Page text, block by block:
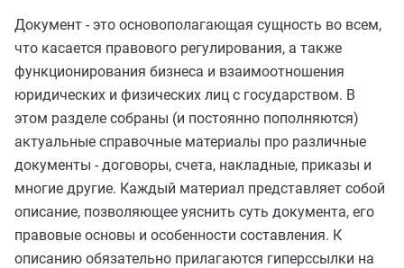
Документ - это основополагающая сущность во всем,
что касается правового регулирования, а также
функционирования бизнеса и взаимоотношения
юридических и физических лиц с государством. В
этом разделе собраны (и постоянно пополняются)
актуальные справочные материалы про различные
документы - договоры, счета, накладные, приказы и
многие другие. Каждый материал представляет собой
описание, позволяющее уяснить суть документа, его
правовые основы и особенности составления. К
описанию обязательно прилагаются гиперссылки на